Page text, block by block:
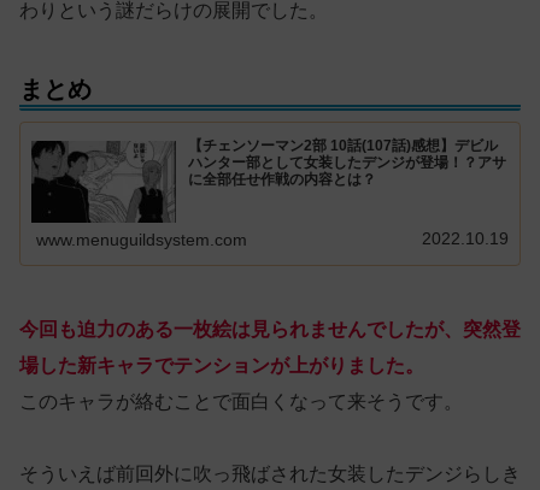
わりという謎だらけの展開でした。
まとめ
【チェンソーマン2部 10話(107話)感想】デビル
ハンター部として女装したデンジが登場！？アサ
に全部任せ作戦の内容とは？
www.menuguildsystem.com 2022.10.19
今回も迫力のある一枚絵は見られませんでしたが、突然登
場した新キャラでテンションが上がりました。
このキャラが絡むことで面白くなって来そうです。
そういえば前回外に吹っ飛ばされた女装したデンジらしき